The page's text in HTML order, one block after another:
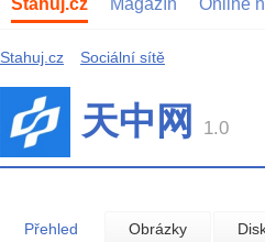
Stahuj.cz Sociální sítě
天中网 1.0
Přehled Obrázky